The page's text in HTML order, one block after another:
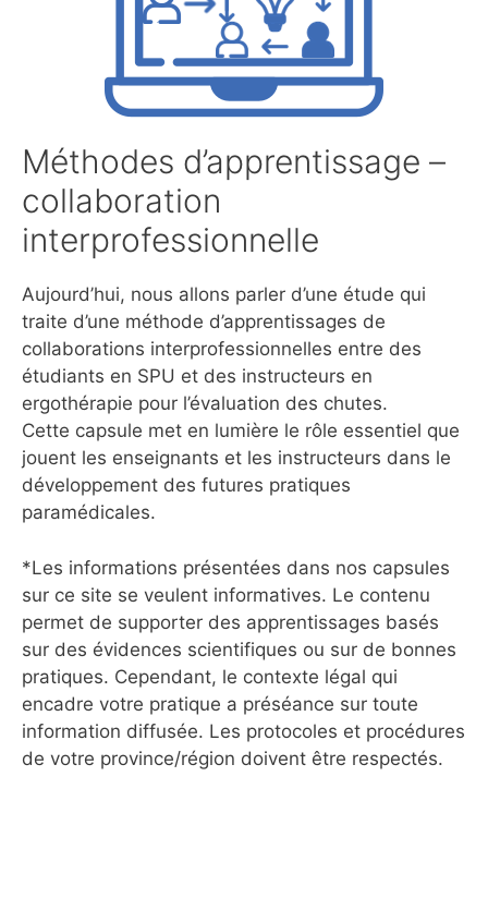
Méthodes d’apprentissage –
collaboration
interprofessionnelle
Aujourd’hui, nous allons parler d’une étude qui
traite d’une méthode d’apprentissages de
collaborations interprofessionnelles entre des
étudiants en SPU et des instructeurs en
ergothérapie pour l’évaluation des chutes.
Cette capsule met en lumière le rôle essentiel que
jouent les enseignants et les instructeurs dans le
développement des futures pratiques
paramédicales.
*Les informations présentées dans nos capsules
sur ce site se veulent informatives. Le contenu
permet de supporter des apprentissages basés
sur des évidences scientifiques ou sur de bonnes
pratiques. Cependant, le contexte légal qui
encadre votre pratique a préséance sur toute
information diffusée. Les protocoles et procédures
de votre province/région doivent être respectés.